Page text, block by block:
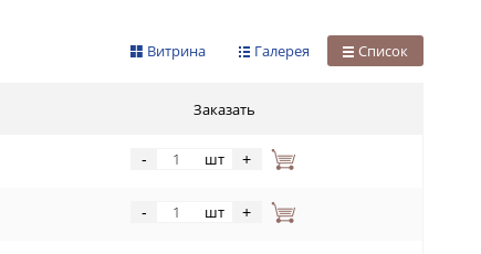
Список
Галерея
Витрина
Заказать
- шт +
- шт +